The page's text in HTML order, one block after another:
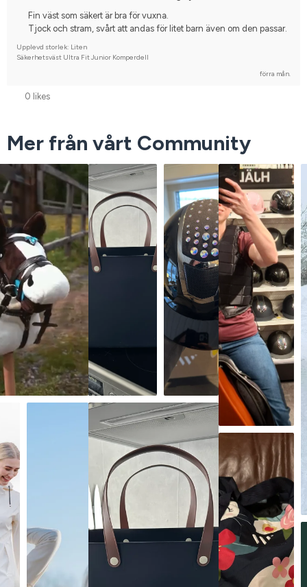
Fin väst som säkert är bra för vuxna.
Tjock och stram, svårt att andas för litet barn även om den passar.
Upplevd storlek: Liten
Säkerhetsväst Ultra Fit Junior Komperdell
förra mån.
0 likes
Mer från vårt Community